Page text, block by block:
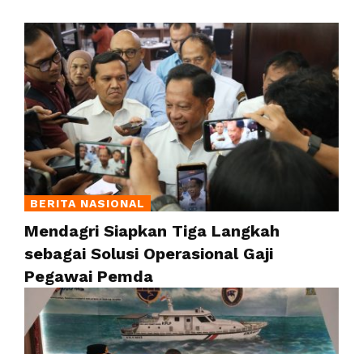
BERITA NASIONAL
Mendagri Siapkan Tiga Langkah
sebagai Solusi Operasional Gaji
Pegawai Pemda